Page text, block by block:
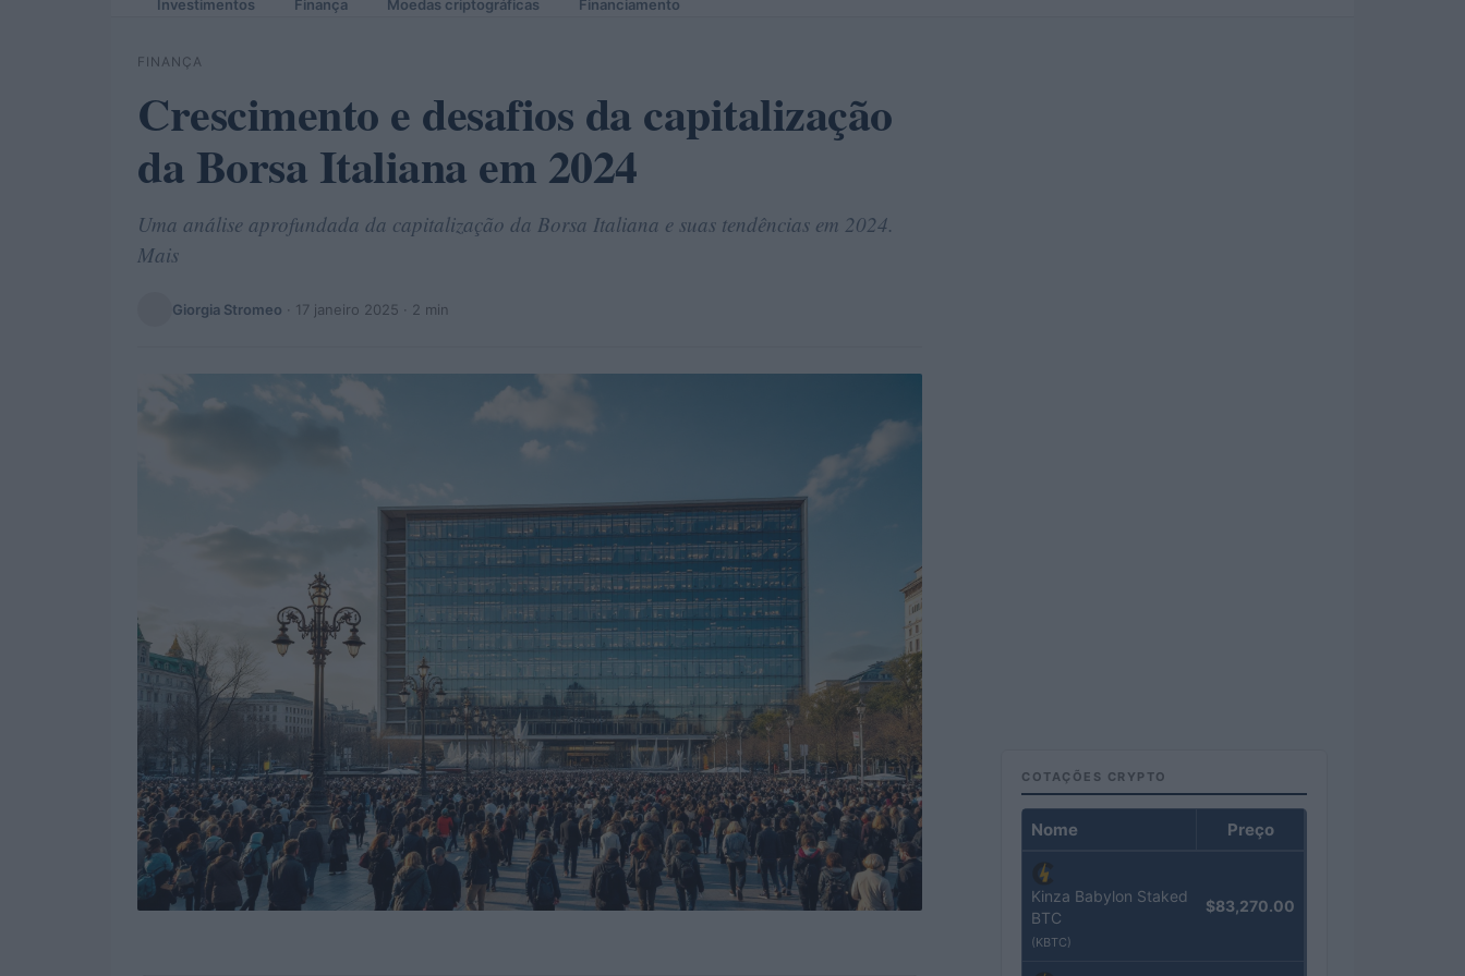
Investimentos Finança Moedas criptográficas Financiamento
FINANÇA
Crescimento e desafios da capitalização
da Borsa Italiana em 2024
Uma análise aprofundada da capitalização da Borsa Italiana e suas tendências em 2024.
Mais
Giorgia Stromeo · 17 janeiro 2025 · 2 min
COTAÇÕES CRYPTO
Nome Preço
Kinza Babylon Staked
BTC
(KBTC)
$83,270.00